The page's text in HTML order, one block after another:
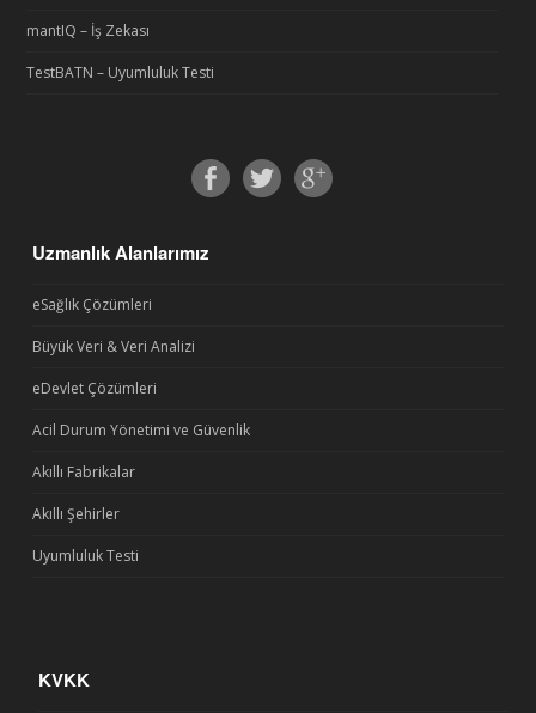
mantIQ – İş Zekası
TestBATN – Uyumluluk Testi
Uzmanlık Alanlarımız
eSağlık Çözümleri
Büyük Veri & Veri Analizi
eDevlet Çözümleri
Acil Durum Yönetimi ve Güvenlik
Akıllı Fabrikalar
Akıllı Şehirler
Uyumluluk Testi
KVKK